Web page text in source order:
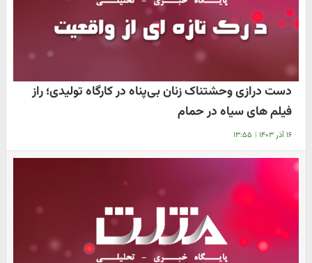
دست درازی وحشتناک زنان بی‌پناه در کارگاه تولیدی؛ راز
فیلم های سیاه در حمام
۱۶ آذر ۱۴۰۳ | ۱۳:۵۵